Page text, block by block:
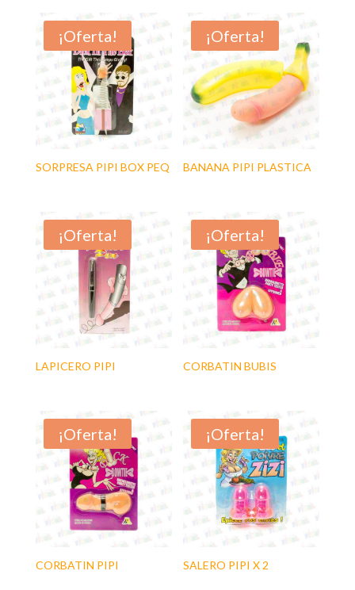
¡Oferta!
SORPRESA PIPI BOX PEQ
¡Oferta!
BANANA PIPI PLASTICA
¡Oferta!
LAPICERO PIPI
¡Oferta!
CORBATIN BUBIS
¡Oferta!
CORBATIN PIPI
¡Oferta!
SALERO PIPI X 2